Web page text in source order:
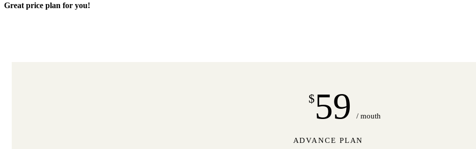
Great price plan for you!
$59 / mouth
ADVANCE PLAN